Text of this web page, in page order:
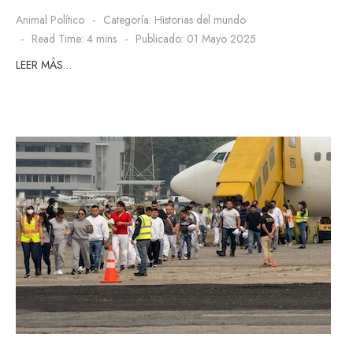
Animal Político Categoría: Historias del mundo
Read Time: 4 mins
Publicado: 01 Mayo 2025
LEER MÁS…